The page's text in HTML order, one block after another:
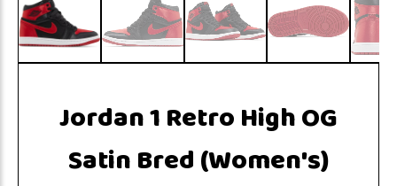
Jordan 1 Retro High OG
Satin Bred (Women's)